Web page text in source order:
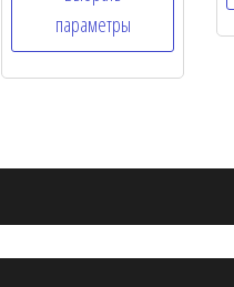
f
параметры